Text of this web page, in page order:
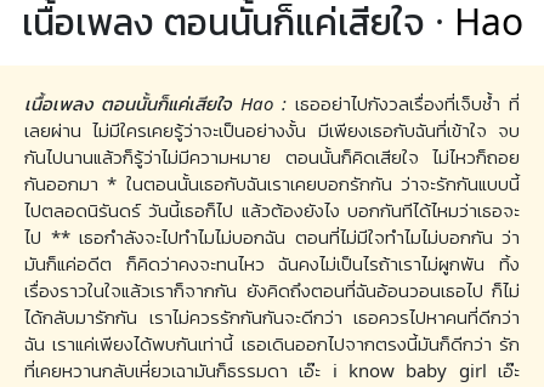
เนื้อเพลง ตอนนั้นก็แค่เสียใจ · Hao
เนื้อเพลง ตอนนั้นก็แค่เสียใจ Hao : เธออย่าไปกังวลเรื่องที่เจ็บช้ำ ที่
เลยผ่าน ไม่มีใครเคยรู้ว่าจะเป็นอย่างงั้น มีเพียงเธอกับฉันที่เข้าใจ จบ
กันไปนานแล้วก็รู้ว่าไม่มีความหมาย ตอนนั้นก็คิดเสียใจ ไม่ไหวก็ถอย
กันออกมา * ในตอนนั้นเธอกับฉันเราเคยบอกรักกัน ว่าจะรักกันแบบนี้
ไปตลอดนิรันดร์ วันนี้เธอก็ไป แล้วต้องยังไง บอกกันทีได้ไหมว่าเธอจะ
ไป ** เธอกำลังจะไปทำไมไม่บอกฉัน ตอนที่ไม่มีใจทำไมไม่บอกกัน ว่า
มันก็แค่อดีต ก็คิดว่าคงจะทนไหว ฉันคงไม่เป็นไรถ้าเราไม่ผูกพัน ทิ้ง
เรื่องราวในใจแล้วเราก็จากกัน ยังคิดถึงตอนที่ฉันอ้อนวอนเธอไป ก็ไม่
ได้กลับมารักกัน เราไม่ควรรักกันกันจะดีกว่า เธอควรไปหาคนที่ดีกว่า
ฉัน เราแค่เพียงได้พบกันเท่านี้ เธอเดินออกไปจากตรงนี้มันก็ดีกว่า รัก
ที่เคยหวานกลับเหี่ยวเฉามันก็ธรรมดา เอ๊ะ i know baby girl เอ๊ะ